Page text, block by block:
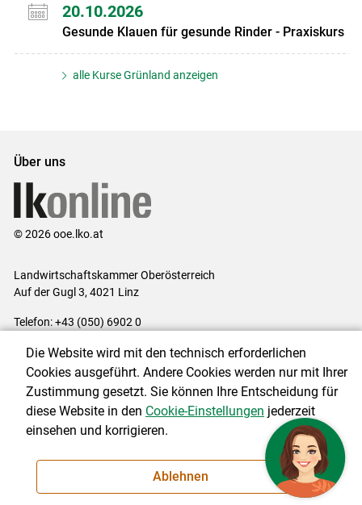
20.10.2026
Gesunde Klauen für gesunde Rinder - Praxiskurs
alle Kurse Grünland anzeigen
Über uns
© 2026 ooe.lko.at
Landwirtschaftskammer Oberösterreich
Auf der Gugl 3, 4021 Linz
Telefon: +43 (050) 6902 0
Impressum|Kontakt|Gewinnspiele|Datenschutzerklärung |
Barrierefreiheit | Cookie-Einstellungen
NEWSLETTER
Die Website wird mit den technisch erforderlichen
Cookies ausgeführt. Andere Cookies werden nur mit Ihrer
Zustimmung gesetzt. Sie können Ihre Entscheidung für
diese Website in den Cookie-Einstellungen jederzeit
einsehen und korrigieren.
Ablehnen